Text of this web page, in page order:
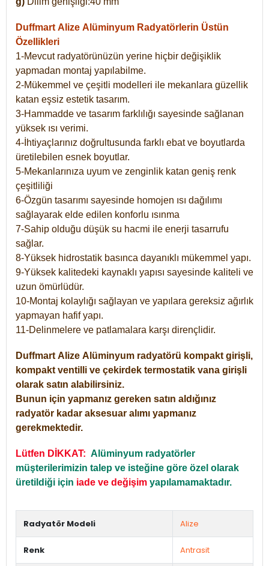
Duffmart Alize Alüminyum Radyatörlerin Üstün
Özellikleri
1-Mevcut radyatörünüzün yerine hiçbir değişiklik
yapmadan montaj yapılabilme.
2-Mükemmel ve çeşitli modelleri ile mekanlara güzellik
katan eşsiz estetik tasarım.
3-Hammadde ve tasarım farklılığı sayesinde sağlanan
yüksek ısı verimi.
4-İhtiyaçlarınız doğrultusunda farklı ebat ve boyutlarda
üretilebilen esnek boyutlar.
5-Mekanlarınıza uyum ve zenginlik katan geniş renk
çeşitliliği
6-Özgün tasarımı sayesinde homojen ısı dağılımı
sağlayarak elde edilen konforlu ısınma
7-Sahip olduğu düşük su hacmi ile enerji tasarrufu
sağlar.
8-Yüksek hidrostatik basınca dayanıklı mükemmel yapı.
9-Yüksek kalitedeki kaynaklı yapısı sayesinde kaliteli ve
uzun ömürlüdür.
10-Montaj kolaylığı sağlayan ve yapılara gereksiz ağırlık
yapmayan hafif yapı.
11-Delinmelere ve patlamalara karşı dirençlidir.
Duffmart Alize Alüminyum radyatörü kompakt girişli,
kompakt ventilli ve çekirdek termostatik vana girişli
olarak satın alabilirsiniz.
Bunun için yapmanız gereken satın aldığınız
radyatör kadar aksesuar alımı yapmanız
gerekmektedir.
Lütfen DİKKAT: Alüminyum radyatörler
müşterilerimizin talep ve isteğine göre özel olarak
üretildiği için iade ve değişim yapılamamaktadır.
Radyatör Modeli Alize
Renk Antrasit